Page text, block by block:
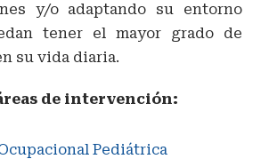
y/o adaptando su entorno
tener el mayor grado de
su vida diaria.
de intervención:
Pediátrica